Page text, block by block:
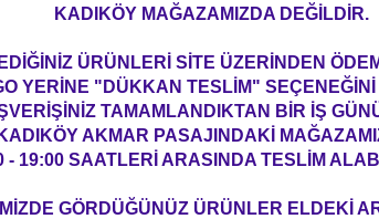
KADIKÖY MAĞAZAMIZDA DEĞİLDİR.
ÜRÜNLERİ SİTE ÜZERİNDEN
YERİNE "DÜKKAN TESLİM"
TAMAMLANDIKTAN BİR İŞ
KADIKÖY AKMAR PASAJINDAKİ
- 19:00 SAATLERİ ARASINDA TESLİM
GÖRDÜĞÜNÜZ ÜRÜNLER ELDEKİ